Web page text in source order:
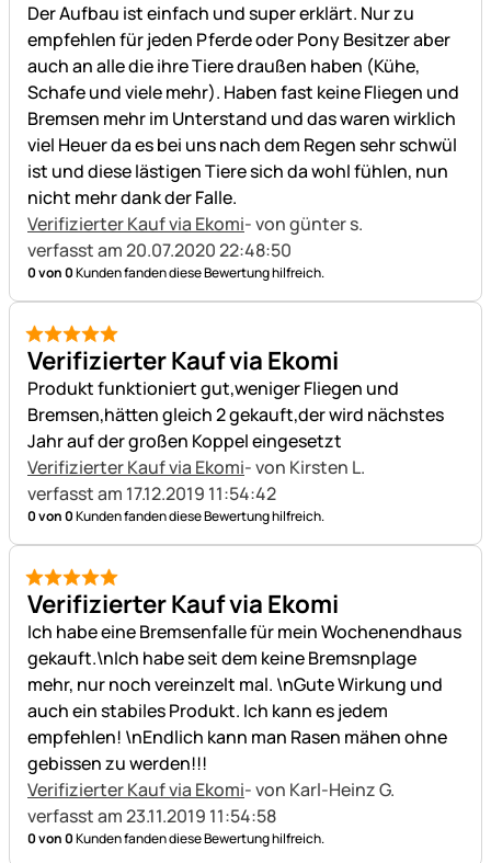
Der Aufbau ist einfach und super erklärt. Nur zu
empfehlen für jeden Pferde oder Pony Besitzer aber
auch an alle die ihre Tiere draußen haben (Kühe,
Schafe und viele mehr). Haben fast keine Fliegen und
Bremsen mehr im Unterstand und das waren wirklich
viel Heuer da es bei uns nach dem Regen sehr schwül
ist und diese lästigen Tiere sich da wohl fühlen, nun
nicht mehr dank der Falle.
Verifizierter Kauf via Ekomi- von günter s.
verfasst am 20.07.2020 22:48:50
0 von 0Kunden fanden diese Bewertung hilfreich.
5 von 5
Verifizierter Kauf via Ekomi
Produkt funktioniert gut,weniger Fliegen und
Bremsen,hätten gleich 2 gekauft,der wird nächstes
Jahr auf der großen Koppel eingesetzt
Verifizierter Kauf via Ekomi- von Kirsten L.
verfasst am 17.12.2019 11:54:42
0 von 0Kunden fanden diese Bewertung hilfreich.
5 von 5
Verifizierter Kauf via Ekomi
Ich habe eine Bremsenfalle für mein Wochenendhaus
gekauft.\nIch habe seit dem keine Bremsnplage
mehr, nur noch vereinzelt mal. \nGute Wirkung und
auch ein stabiles Produkt. Ich kann es jedem
empfehlen! \nEndlich kann man Rasen mähen ohne
gebissen zu werden!!!
Verifizierter Kauf via Ekomi- von Karl-Heinz G.
verfasst am 23.11.2019 11:54:58
0 von 0Kunden fanden diese Bewertung hilfreich.